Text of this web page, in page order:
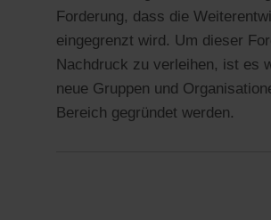
Forderung, dass die
eingegrenzt wird. Um dieser
Nachdruck zu verleihen, ist es
neue Gruppen und
Bereich gegründet werden.